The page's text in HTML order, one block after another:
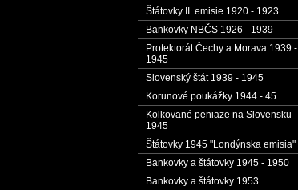
Štátovky II. emisie 1920 - 1923
Bankovky NBČS 1926 - 1939
Protektorát Čechy a Morava 1939 -
1945
Slovenský štát 1939 - 1945
Korunové poukážky 1944 - 45
Kolkované peniaze na Slovensku
1945
Štátovky 1945 "Londýnska emisia"
Bankovky a štátovky 1945 - 1950
Bankovky a štátovky 1953